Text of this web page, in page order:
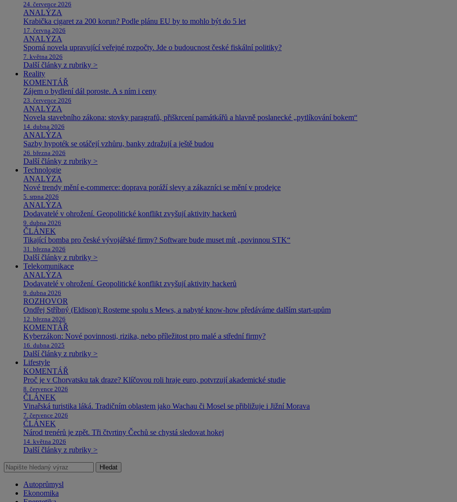
24. července 2026
ANALÝZA
Krabička cigaret za 200 korun? Podle plánu EU by to mohlo být do 5 let
17. června 2026
ANALÝZA
Sporná novela upravující veřejné rozpočty. Jde o budoucnost české fiskální politiky?
7. května 2026
Další články z rubriky >
Reality
KOMENTÁŘ
Zájem o bydlení dál poroste. A s ním i ceny
23. července 2026
ANALÝZA
Novela stavebního zákona: stovky paragrafů, přiškrcení památkářů a hlavně poslanecké „pytlíkování bokem“
14. dubna 2026
ANALÝZA
Sazby hypoték se otáčejí vzhůru, banky zdražují a ještě budou
26. března 2026
Další články z rubriky >
Technologie
ANALÝZA
Nové trendy mění e-commerce: doprava poráží slevy a zákazníci se mění v prodejce
5. srpna 2026
ANALÝZA
Dodavatelé v ohrožení. Geopolitické konflikt zvyšují aktivity hackerů
9. dubna 2026
ČLÁNEK
Tikající bomba pro české vývojářské firmy? Software bude muset mít „povinnou STK“
31. března 2026
Další články z rubriky >
Telekomunikace
ANALÝZA
Dodavatelé v ohrožení. Geopolitické konflikt zvyšují aktivity hackerů
9. dubna 2026
ROZHOVOR
Ondřej Stříbný (Eldison): Rosteme spolu s Mews, a nabyté know-how předáváme dalším start-upům
12. března 2026
KOMENTÁŘ
Kyberzákon: Nové povinnosti, rizika, nebo příležitost pro malé a střední firmy?
16. dubna 2025
Další články z rubriky >
Lifestyle
KOMENTÁŘ
Proč je v Chorvatsku tak draze? Klíčovou roli hraje euro, potvrzují akademické studie
8. července 2026
ČLÁNEK
Vinařská turistika láká. Tradičním oblastem jako Wachau či Mosel se přibližuje i Jižní Morava
7. července 2026
ČLÁNEK
Národ trenérů je zpět. Tři čtvrtiny Čechů se chystá sledovat hokej
14. května 2026
Další články z rubriky >
Hledat
Autoprůmysl
Ekonomika